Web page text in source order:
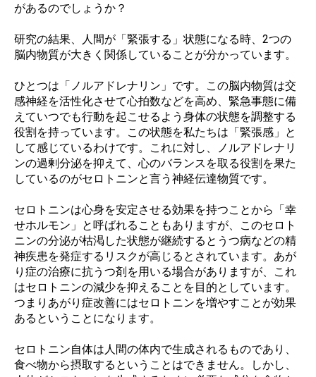
があるのでしょうか？
研究の結果、人間が「緊張する」状態になる時、2つの
脳内物質が大きく関係していることが分かっています。
ひとつは「ノルアドレナリン」です。この脳内物質は交
感神経を活性化させて心拍数などを高め、緊急事態に備
えていつでも行動を起こせるよう身体の状態を調整する
役割を持っています。この状態を私たちは「緊張感」と
して感じているわけです。これに対し、ノルアドレナリ
ンの過剰分泌を抑えて、心のバランスを取る役割を果た
しているのがセロトニンと言う神経伝達物質です。
セロトニンは心身を安定させる効果を持つことから「幸
せホルモン」と呼ばれることもありますが、このセロト
ニンの分泌が枯渇した状態が継続するとうつ病などの精
神疾患を発症するリスクが高じるとされています。あが
り症の治療に抗うつ剤を用いる場合がありますが、これ
はセロトニンの減少を抑えることを目的としています。
つまりあがり症改善にはセロトニンを増やすことが効果
あるということになります。
セロトニン自体は人間の体内で生成されるものであり、
食べ物から摂取するということはできません。しかし、